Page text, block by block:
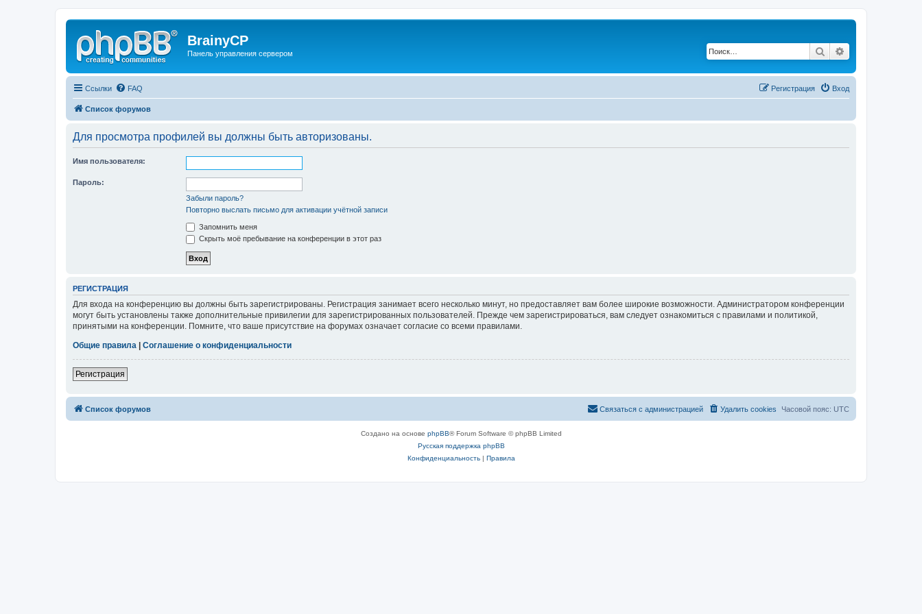
BrainyCP
Панель управления сервером Поиск
Ссылки FAQ Вход
Регистрация
Список форумов
Для просмотра профилей вы должны быть авторизованы.
Имя пользователя:
Пароль:
Забыли пароль?
Повторно выслать письмо для активации учётной записи
Запомнить меня
Скрыть моё пребывание на конференции в этот раз
РЕГИСТРАЦИЯ
Для входа на конференцию вы должны быть зарегистрированы. Регистрация занимает всего несколько минут, но предоставляет вам более широкие возможности. Администратором конференции
могут быть установлены также дополнительные привилегии для зарегистрированных пользователей. Прежде чем зарегистрироваться, вам следует ознакомиться с правилами и политикой,
принятыми на конференции. Помните, что ваше присутствие на форумах означает согласие со всеми правилами.
Общие правила
Соглашение о конфиденциальности
Регистрация
Список форумов Часовой пояс: UTC
Удалить cookies
Связаться с администрацией
Создано на основе phpBB® Forum Software © phpBB Limited
Русская поддержка phpBB
Конфиденциальность| Правила